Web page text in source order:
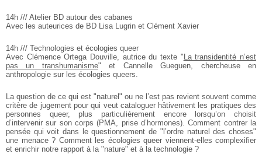
14h /// Atelier BD autour des cabanes
Avec les auteurices de BD Lisa Lugrin et Clément Xavier
14h /// Technologies et écologies queer
Avec Clémence Ortega Douville, autrice du texte " La transidentité n’est
pas un transhumanisme" et Cannelle Gueguen, chercheuse en
anthropologie sur les écologies queers.
La question de ce qui est "naturel" ou ne l’est pas revient souvent comme
critère de jugement pour qui veut cataloguer hâtivement les pratiques des
personnes queer, plus particulièrement encore lorsqu’on choisit
d’intervenir sur son corps (PMA, prise d’hormones). Comment contrer la
pensée qui voit dans le questionnement de "l’ordre naturel des choses"
une menace ? Comment les écologies queer viennent-elles complexifier
et enrichir notre rapport à la "nature" et à la technologie ?